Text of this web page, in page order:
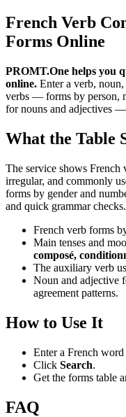
French Verb
Forms Online
PROMT.One helps you
online. Enter a verb,
verbs — forms by person,
for nouns and adjectives
What the Table
The service shows
irregular, and commonly
forms by gender and
and quick grammar checks.
French verb forms
Main tenses and
composé,
The auxiliary verb
Noun and adjective
agreement patterns.
How to Use It
Enter a French word
Click Search.
Get the forms table
FAQ